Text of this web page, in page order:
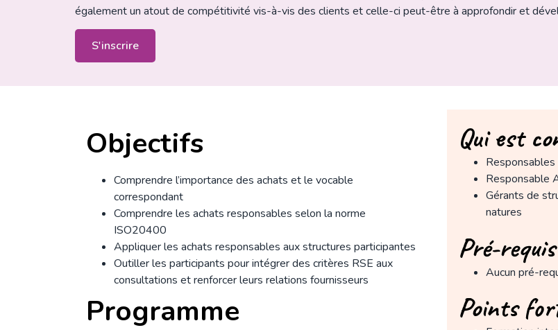
également un atout de compétitivité vis-à-vis des clients et celle-ci peut-être à approfondir et
S'inscrire
Objectifs
Comprendre l’importance des achats et le vocable
correspondant
Comprendre les achats responsables selon la norme
ISO20400
Appliquer les achats responsables aux structures participantes
Outiller les participants pour intégrer des critères RSE aux
consultations et renforcer leurs relations fournisseurs
Programme
Qui est
Responsables
Responsable
Gérants de
natures
Pré-requis
Aucun pré-
Points